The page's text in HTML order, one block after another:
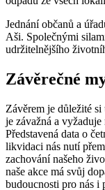
Jednání občanů a
‍Aši. Společnými
udržitelnějšího
Závěrečné
Závěrem je důležité
je závažná a
Představená data⁢ o⁢
likvidaci ​nás⁤ nutí
zachování našeho​
naše akce⁢ má⁤ svůj
budoucnosti pro nás ​i